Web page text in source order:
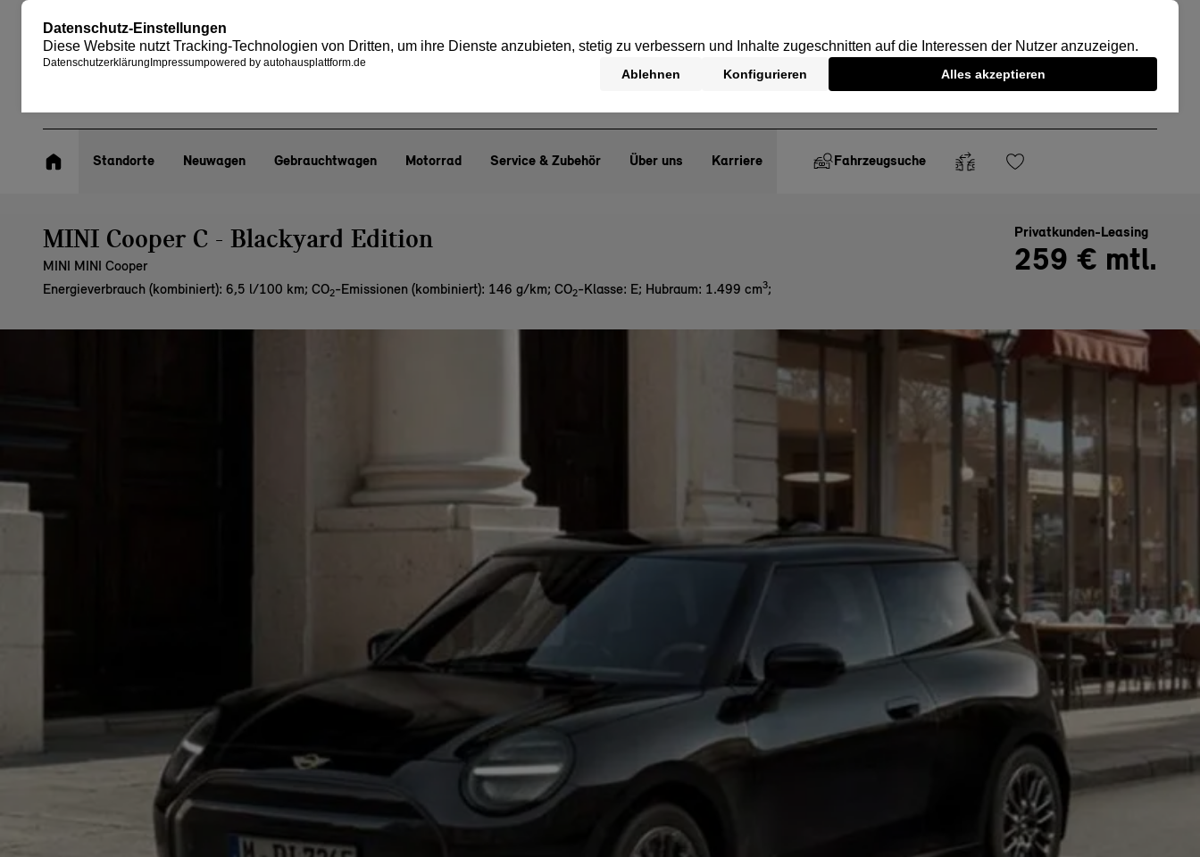
Standorte Neuwagen Gebrauchtwagen Motorrad Service & Zubehör Über uns Karriere Fahrzeugsuche
MINI Cooper C - Blackyard Edition
MINI MINI Cooper
Energieverbrauch (kombiniert): 6,5 l/100 km; CO2-Emissionen (kombiniert): 146 g/km; CO2-Klasse: E; Hubraum: 1.499 cm3;
Privatkunden-Leasing
259 € mtl.